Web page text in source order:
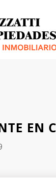
EN